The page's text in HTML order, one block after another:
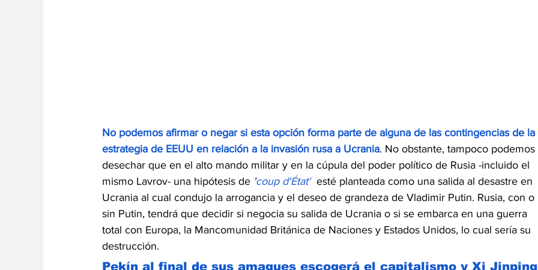
No podemos afirmar o negar si esta opción forma parte de alguna de las contingencias de la
estrategia de EEUU en relación a la invasión rusa a Ucrania. No obstante, tampoco podemos
desechar que en el alto mando militar y en la cúpula del poder político de Rusia -incluido el
mismo Lavrov- una hipótesis de 'coup d'État' esté planteada como una salida al desastre en
Ucrania al cual condujo la arrogancia y el deseo de grandeza de Vladimir Putin. Rusia, con o
sin Putin, tendrá que decidir si negocia su salida de Ucrania o si se embarca en una guerra
total con Europa, la Mancomunidad Británica de Naciones y Estados Unidos, lo cual sería su
destrucción.
Pekín al final de sus amagues escogerá el capitalismo y Xi